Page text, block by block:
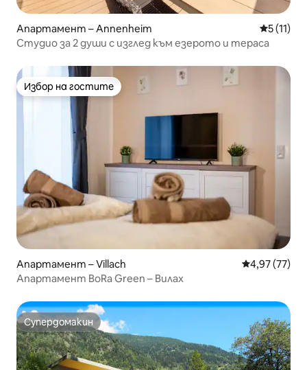
Апартамент – Annenheim Средна
5 (11)
Студио за 2 души с изглед към езерото и тераса
Избор на гостите
Избор на гостите
Апартамент – Villach Средна
4,97 (77)
Апартамент BoRa Green – Вилах
Супердомакин
Супердомакин